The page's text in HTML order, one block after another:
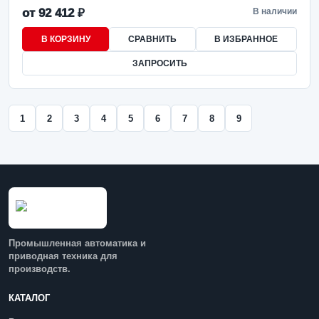
от 92 412 ₽ В наличии
В КОРЗИНУ СРАВНИТЬ В ИЗБРАННОЕ
ЗАПРОСИТЬ
1 2 3 4 5 6 7 8 9
Промышленная автоматика и
приводная техника для
производств.
КАТАЛОГ